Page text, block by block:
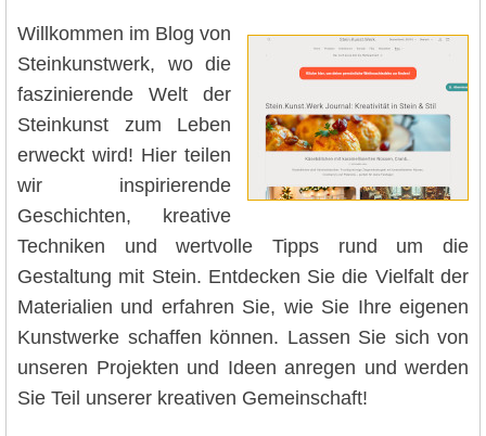
Willkommen im Blog von
Steinkunstwerk, wo die
faszinierende Welt der
Steinkunst zum Leben
erweckt wird! Hier teilen
wir inspirierende
Geschichten, kreative
Techniken und wertvolle Tipps rund um die
Gestaltung mit Stein. Entdecken Sie die Vielfalt der
Materialien und erfahren Sie, wie Sie Ihre eigenen
Kunstwerke schaffen können. Lassen Sie sich von
unseren Projekten und Ideen anregen und werden
Sie Teil unserer kreativen Gemeinschaft!